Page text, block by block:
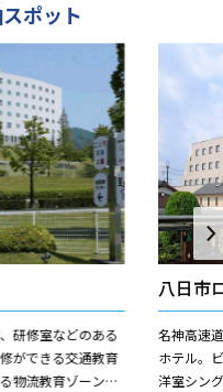
ポット
研修室などのある
ができる交通教育
物流教育ゾーン、
八日市
名神高速
ホテル。
洋室シン